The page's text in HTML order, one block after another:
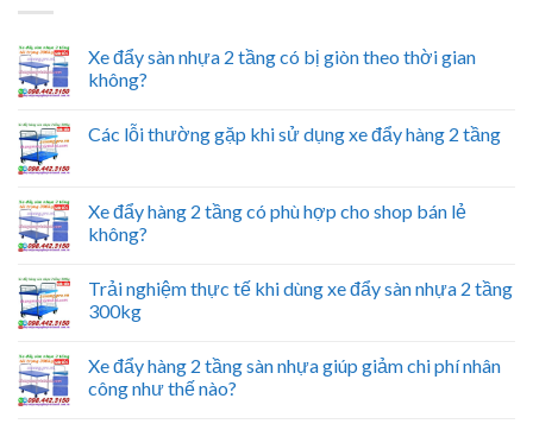
Xe đẩy sàn nhựa 2 tầng có bị giòn theo thời gian
không?
Các lỗi thường gặp khi sử dụng xe đẩy hàng 2 tầng
Xe đẩy hàng 2 tầng có phù hợp cho shop bán lẻ
không?
Trải nghiệm thực tế khi dùng xe đẩy sàn nhựa 2 tầng
300kg
Xe đẩy hàng 2 tầng sàn nhựa giúp giảm chi phí nhân
công như thế nào?